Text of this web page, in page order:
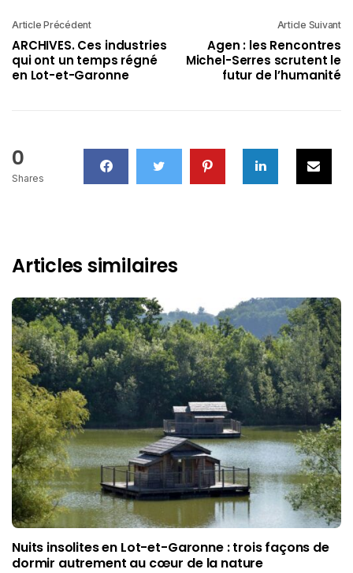
Article Précédent
ARCHIVES. Ces industries
qui ont un temps régné
en Lot-et-Garonne
Article Suivant
Agen : les Rencontres
Michel-Serres scrutent le
futur de l’humanité
0
Shares
Articles similaires
Nuits insolites en Lot-et-Garonne : trois façons de
dormir autrement au cœur de la nature